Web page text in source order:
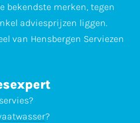
bekendste merken, tegen
adviesprijzen liggen.
van Hensbergen Serviezen
?